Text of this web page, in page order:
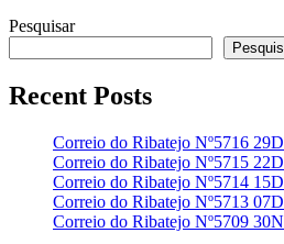
Pesquisar
Recent Posts
Correio do Ribatejo Nº5716
Correio do Ribatejo Nº5715
Correio do Ribatejo Nº5714
Correio do Ribatejo Nº5713
Correio do Ribatejo Nº5709